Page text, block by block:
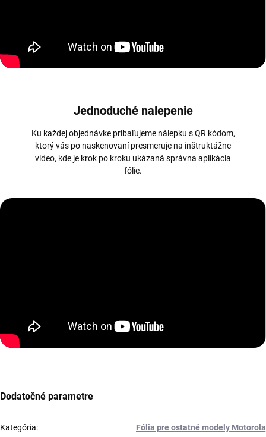
Jednoduché nalepenie
Ku každej objednávke pribaľujeme nálepku s QR kódom,
ktorý vás po naskenovaní presmeruje na inštruktážne
video, kde je krok po kroku ukázaná správna aplikácia
fólie.
Dodatočné parametre
Kategória: Fólia pre ostatné modely Motorola